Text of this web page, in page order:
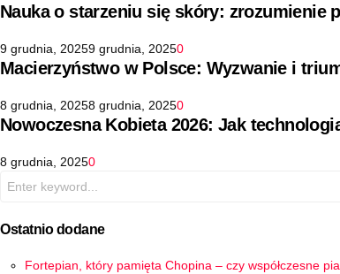
Nauka o starzeniu się skóry: zrozumienie
9 grudnia, 20259 grudnia, 20250
Macierzyństwo w Polsce: Wyzwanie i
8 grudnia, 20258 grudnia, 20250
Nowoczesna Kobieta 2026: Jak
8 grudnia, 20250
for:
Ostatnio dodane
Fortepian, który pamięta Chopina – czy współczesne